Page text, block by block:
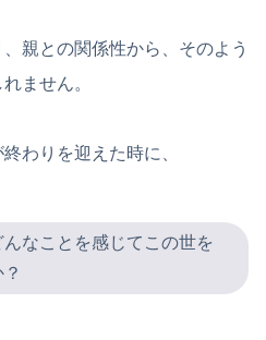
親との関係性から、そのよう
ません。
わりを迎えた時に、
なことを感じてこの世を